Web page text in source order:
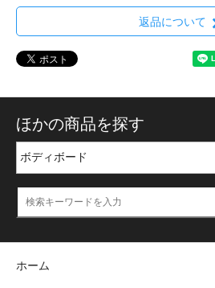
返品について
ほかの商品を探す
ホーム